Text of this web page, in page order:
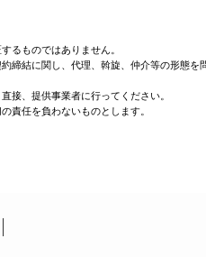
るものではありません。
締結に関し、代理、斡旋、仲介等の形態を
接、提供事業者に行ってください。
責任を負わないものとします。